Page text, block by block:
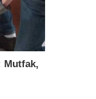
Mutfak,